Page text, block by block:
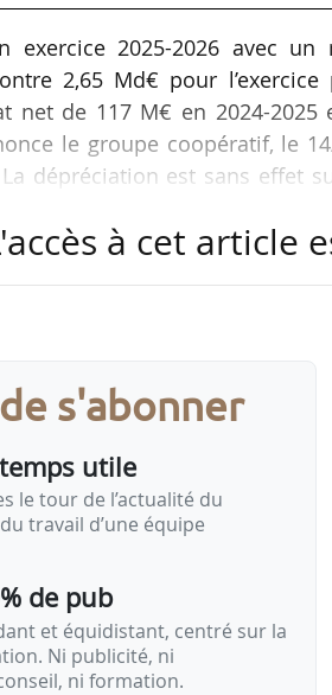
exercice 2025-2026 avec
2,65 Md€ pour
net de 117 M€ en 2024-
le groupe coopératif, le
dépréciation est sans effet
Olivier de Bohan,
une rémunération moyenne
à cet article
s'abonner
utile
le tour de l’actualité du
travail d’une équipe
de pub
et équidistant, centré sur la
Ni publicité, ni
ni formation.